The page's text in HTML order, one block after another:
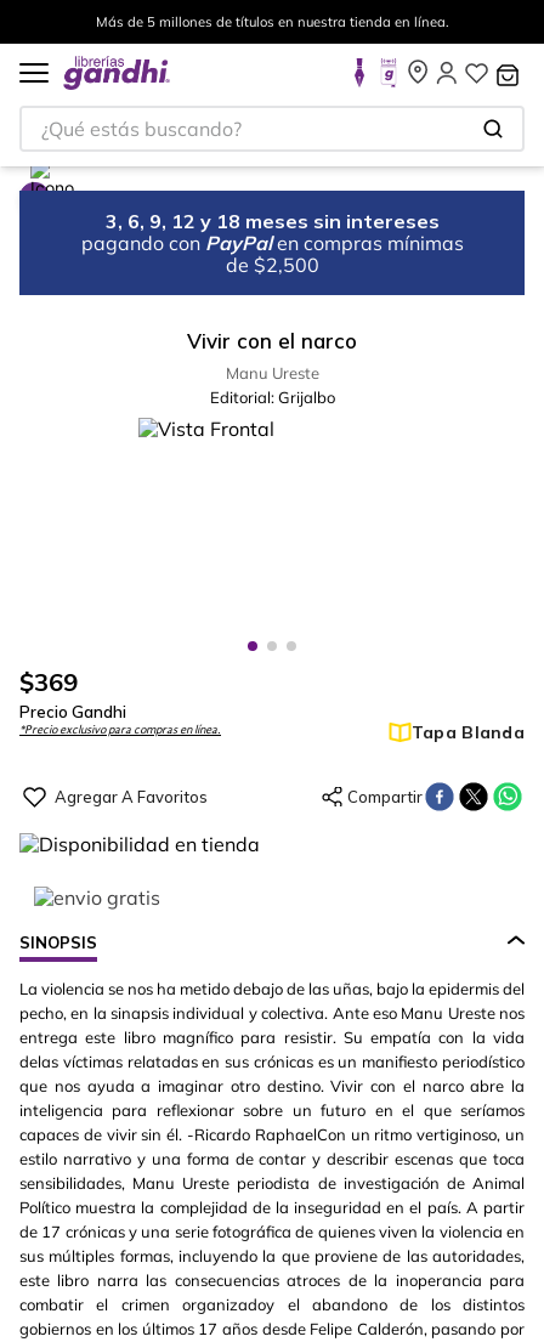
Más de 5 millones de títulos en nuestra tienda en línea.
¿Qué estás buscando?
3, 6, 9, 12 y 18 meses sin intereses
pagando con PayPal en compras mínimas
de $2,500
Vivir con el narco
Manu Ureste
Editorial: Grijalbo
$369
Precio Gandhi
*Precio exclusivo para compras en línea. Tapa Blanda
SINOPSIS
La violencia se nos ha metido debajo de las uñas, bajo la epidermis del
pecho, en la sinapsis individual y colectiva. Ante eso Manu Ureste nos
entrega este libro magnífico para resistir. Su empatía con la vida
delas víctimas relatadas en sus crónicas es un manifiesto periodístico
que nos ayuda a imaginar otro destino. Vivir con el narco abre la
inteligencia para reflexionar sobre un futuro en el que seríamos
capaces de vivir sin él. -Ricardo RaphaelCon un ritmo vertiginoso, un
estilo narrativo y una forma de contar y describir escenas que toca
sensibilidades, Manu Ureste periodista de investigación de Animal
Político muestra la complejidad de la inseguridad en el país. A partir
de 17 crónicas y una serie fotográfica de quienes viven la violencia en
sus múltiples formas, incluyendo la que proviene de las autoridades,
este libro narra las consecuencias atroces de la inoperancia para
combatir el crimen organizadoy el abandono de los distintos
gobiernos en los últimos 17 años desde Felipe Calderón, pasando por